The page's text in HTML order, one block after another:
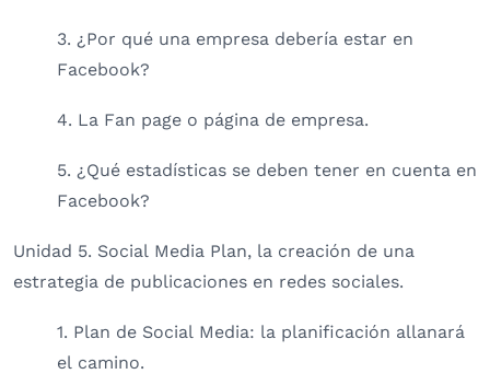
3. ¿Por qué una empresa debería estar en
Facebook?
4. La Fan page o página de empresa.
5. ¿Qué estadísticas se deben tener en cuenta en
Facebook?
Unidad 5. Social Media Plan, la creación de una
estrategia de publicaciones en redes sociales.
1. Plan de Social Media: la planificación allanará
el camino.